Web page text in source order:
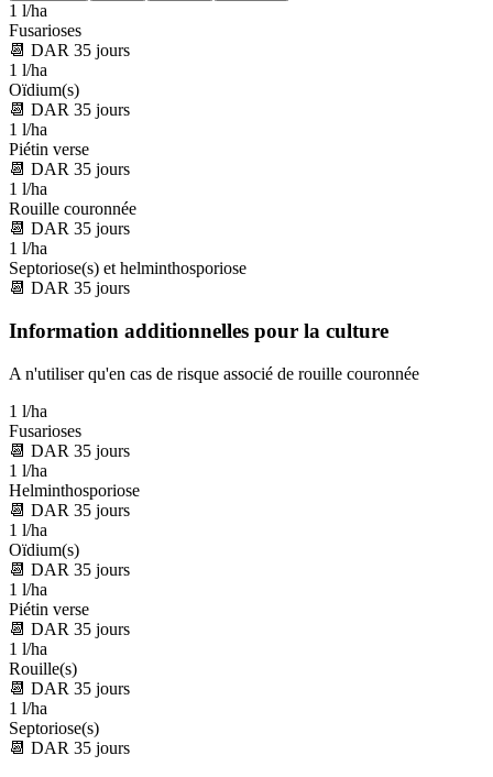
1 l/ha
Fusarioses
📆 DAR 35 jours
1 l/ha
Oïdium(s)
📆 DAR 35 jours
1 l/ha
Piétin verse
📆 DAR 35 jours
1 l/ha
Rouille couronnée
📆 DAR 35 jours
1 l/ha
Septoriose(s) et helminthosporiose
📆 DAR 35 jours
Information additionnelles pour la culture
A n'utiliser qu'en cas de risque associé de rouille couronnée
1 l/ha
Fusarioses
📆 DAR 35 jours
1 l/ha
Helminthosporiose
📆 DAR 35 jours
1 l/ha
Oïdium(s)
📆 DAR 35 jours
1 l/ha
Piétin verse
📆 DAR 35 jours
1 l/ha
Rouille(s)
📆 DAR 35 jours
1 l/ha
Septoriose(s)
📆 DAR 35 jours